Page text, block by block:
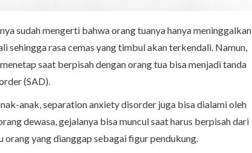
sudah mengerti bahwa orang tuanya hanya meninggalkan
sehingga rasa cemas yang timbul akan terkendali. Namun,
saat berpisah dengan orang tua bisa menjadi tanda
(SAD).
anak, separation anxiety disorder juga bisa dialami oleh
dewasa, gejalanya bisa muncul saat harus berpisah dari
orang yang dianggap sebagai figur pendukung.